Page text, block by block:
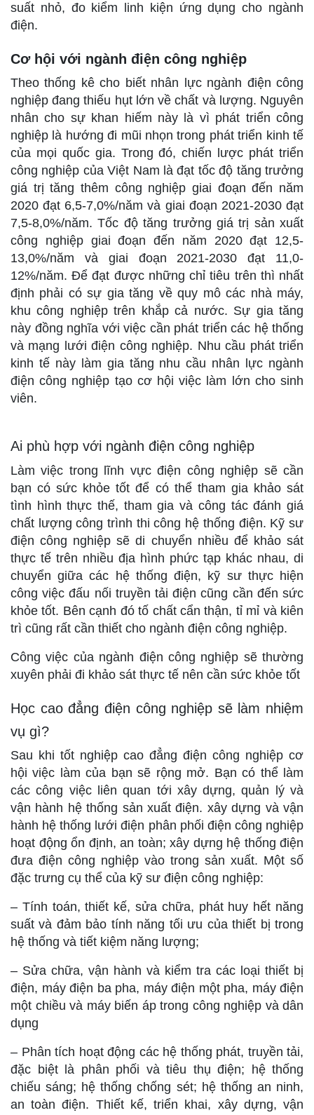
suất nhỏ, đo kiểm linh kiện ứng dụng cho ngành
điện.
Cơ hội với ngành điện công nghiệp
Theo thống kê cho biết nhân lực ngành điện công
nghiệp đang thiếu hụt lớn về chất và lượng. Nguyên
nhân cho sự khan hiếm này là vì phát triển công
nghiệp là hướng đi mũi nhọn trong phát triển kinh tế
của mọi quốc gia. Trong đó, chiến lược phát triển
công nghiệp của Việt Nam là đạt tốc độ tăng trưởng
giá trị tăng thêm công nghiệp giai đoạn đến năm
2020 đạt 6,5-7,0%/năm và giai đoạn 2021-2030 đạt
7,5-8,0%/năm. Tốc độ tăng trưởng giá trị sản xuất
công nghiệp giai đoạn đến năm 2020 đạt 12,5-
13,0%/năm và giai đoạn 2021-2030 đạt 11,0-
12%/năm. Để đạt được những chỉ tiêu trên thì nhất
định phải có sự gia tăng về quy mô các nhà máy,
khu công nghiệp trên khắp cả nước. Sự gia tăng
này đồng nghĩa với việc cần phát triển các hệ thống
và mạng lưới điện công nghiệp. Nhu cầu phát triển
kinh tế này làm gia tăng nhu cầu nhân lực ngành
điện công nghiệp tạo cơ hội việc làm lớn cho sinh
viên.
Ai phù hợp với ngành điện công nghiệp
Làm việc trong lĩnh vực điện công nghiệp sẽ cần
bạn có sức khỏe tốt để có thể tham gia khảo sát
tình hình thực thế, tham gia và công tác đánh giá
chất lượng công trình thi công hệ thống điện. Kỹ sư
điện công nghiệp sẽ di chuyển nhiều để khảo sát
thực tế trên nhiều địa hình phức tạp khác nhau, di
chuyển giữa các hệ thống điện, kỹ sư thực hiện
công việc đấu nối truyền tải điện cũng cần đến sức
khỏe tốt. Bên cạnh đó tố chất cẩn thận, tỉ mỉ và kiên
trì cũng rất cần thiết cho ngành điện công nghiệp.
Công việc của ngành điện công nghiệp sẽ thường
xuyên phải đi khảo sát thực tế nên cần sức khỏe tốt
Học cao đẳng điện công nghiệp sẽ làm nhiệm
vụ gì?
Sau khi tốt nghiệp cao đẳng điện công nghiệp cơ
hội việc làm của bạn sẽ rộng mở. Bạn có thể làm
các công việc liên quan tới xây dựng, quản lý và
vận hành hệ thống sản xuất điện. xây dựng và vận
hành hệ thống lưới điện phân phối điện công nghiệp
hoạt động ổn định, an toàn; xây dựng hệ thống điện
đưa điện công nghiệp vào trong sản xuất. Một số
đặc trưng cụ thể của kỹ sư điện công nghiệp:
– Tính toán, thiết kế, sửa chữa, phát huy hết năng
suất và đảm bảo tính năng tối ưu của thiết bị trong
hệ thống và tiết kiệm năng lượng;
– Sửa chữa, vận hành và kiểm tra các loại thiết bị
điện, máy điện ba pha, máy điện một pha, máy điện
một chiều và máy biến áp trong công nghiệp và dân
dụng
– Phân tích hoạt động các hệ thống phát, truyền tải,
đặc biệt là phân phối và tiêu thụ điện; hệ thống
chiếu sáng; hệ thống chống sét; hệ thống an ninh,
an toàn điện. Thiết kế, triển khai, xây dựng, vận